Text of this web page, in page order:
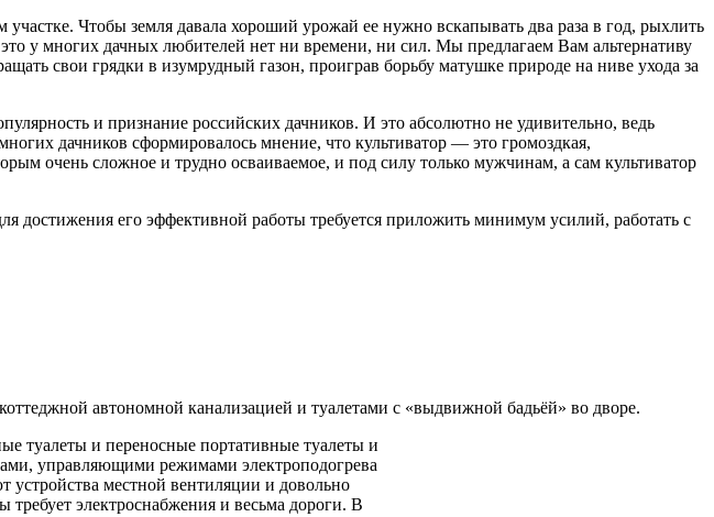
Чтобы земля давала хороший урожай ее нужно вскапывать два раза в год, рыхлить
у многих дачных любителей нет ни времени, ни сил. Мы предлагаем Вам альтернативу
свои грядки в изумрудный газон, проиграв борьбу матушке природе на ниве ухода за
и признание российских дачников. И это абсолютно не удивительно, ведь
дачников сформировалось мнение, что культиватор — это громоздкая,
очень сложное и трудно осваиваемое, и под силу только мужчинам, а сам культиватор
достижения его эффективной работы требуется приложить минимум усилий, работать с
автономной канализацией и туалетами с «выдвижной бадьёй» во дворе.
туалеты и переносные портативные туалеты и
управляющими режимами электроподогрева
местной вентиляции и довольно
электроснабжения и весьма дороги. В